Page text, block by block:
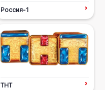
Россия-1
ТНТ